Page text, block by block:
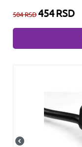
504RSD454RSD